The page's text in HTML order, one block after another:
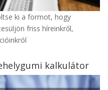
ki a formot, hogy
friss híreinkről,
kalkulátor